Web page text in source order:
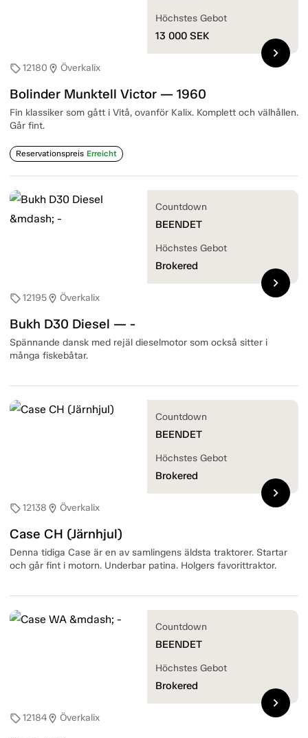
sell12180 location_on Överkalix
Bolinder Munktell Victor — 1960
Fin klassiker som gått i Vitå, ovanför Kalix. Komplett och välhållen.
Går fint.
Reservationspreis Erreicht
Höchstes Gebot
13 000 SEK
chevron_right
sell12195location_on Överkalix
Bukh D30 Diesel — -
Spännande dansk med rejäl dieselmotor som också sitter i
många fiskebåtar.
Countdown
BEENDET
Höchstes Gebot
Brokered
chevron_right
sell12138 location_on Överkalix
Case CH (Järnhjul)
Denna tidiga Case är en av samlingens äldsta traktorer. Startar
och går fint i motorn. Underbar patina. Holgers favorittraktor.
Countdown
BEENDET
Höchstes Gebot
Brokered
chevron_right
sell12184location_on Överkalix
Countdown
BEENDET
Höchstes Gebot
Brokered
chevron_right